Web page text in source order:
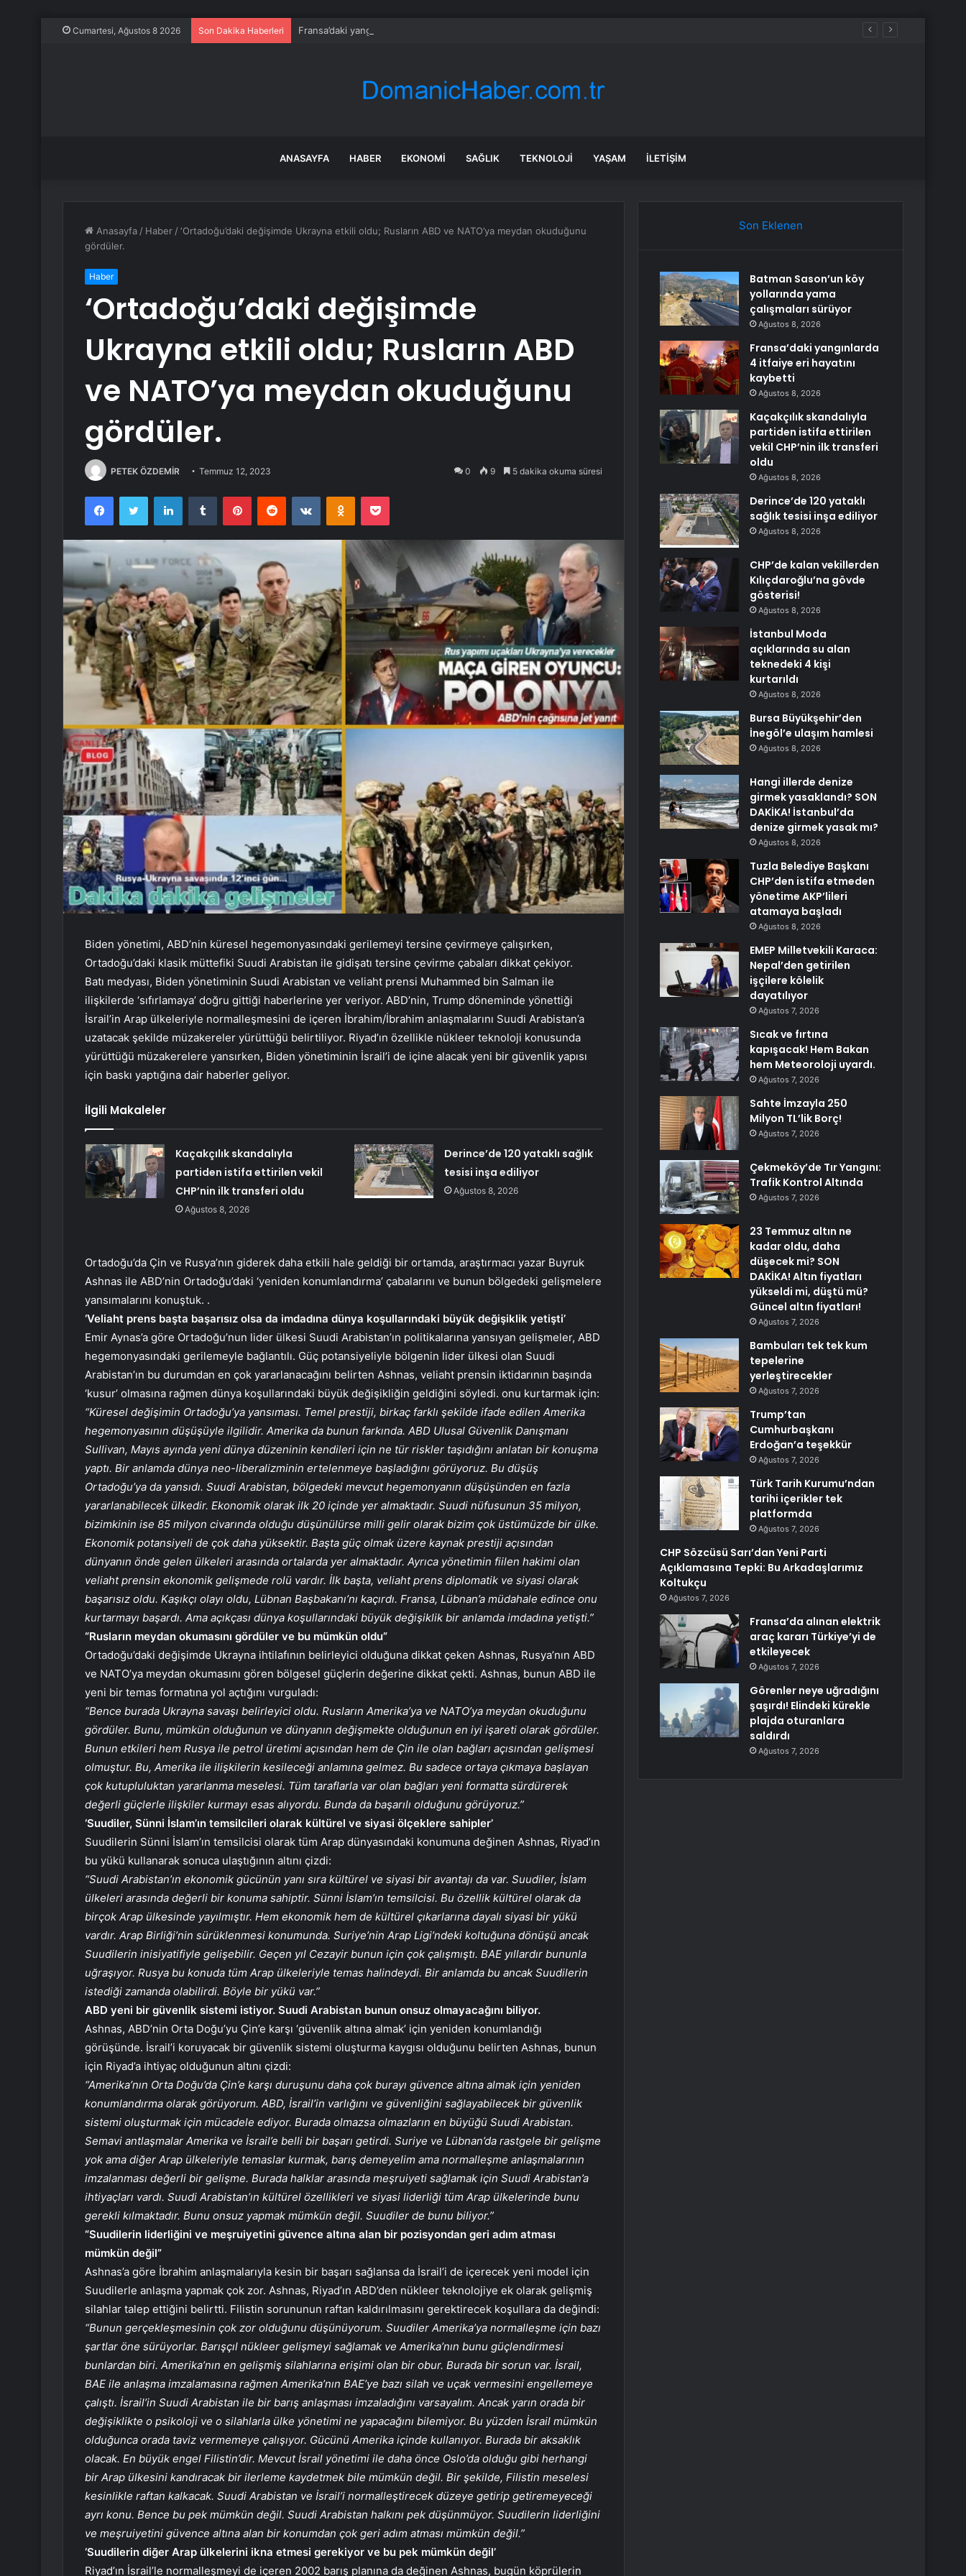
Cumartesi, Ağustos 8 2026 Son Dakika Haberleri Fransa’daki yangınlarda 4 itfaiye eri hayatını kaybetti
ANASAYFA HABER EKONOMI SAĞLIK TEKNOLOJI YAŞAM İLETIŞIM
Anasayfa / Haber /‘Ortadoğu’daki değişimde Ukrayna etkili oldu; Rusların ABD ve NATO’ya meydan okuduğunu
gördüler.
Haber
‘Ortadoğu’daki değişimde
Ukrayna etkili oldu; Rusların ABD
ve NATO’ya meydan okuduğunu
gördüler.
PETEK ÖZDEMİR Temmuz 12, 2023 0 9 5 dakika okuma süresi
FacebookTwitter LinkedInTumblr PinterestReddit VKontakteOdnoklassniki
Pocket
Biden yönetimi, ABD’nin küresel hegemonyasındaki gerilemeyi tersine çevirmeye çalışırken,
Ortadoğu’daki klasik müttefiki Suudi Arabistan ile gidişatı tersine çevirme çabaları dikkat çekiyor.
Batı medyası, Biden yönetiminin Suudi Arabistan ve veliaht prensi Muhammed bin Salman ile
ilişkilerde ‘sıfırlamaya’ doğru gittiği haberlerine yer veriyor. ABD’nin, Trump döneminde yönettiği
İsrail’in Arap ülkeleriyle normalleşmesini de içeren İbrahim/İbrahim anlaşmalarını Suudi Arabistan’a
uzatacak şekilde müzakereler yürüttüğü belirtiliyor. Riyad’ın özellikle nükleer teknoloji konusunda
yürüttüğü müzakerelere yansırken, Biden yönetiminin İsrail’i de içine alacak yeni bir güvenlik yapısı
için baskı yaptığına dair haberler geliyor.
İlgili Makaleler
Kaçakçılık skandalıyla
partiden istifa ettirilen vekil
CHP’nin ilk transferi oldu
Ağustos 8, 2026
Derince’de 120 yataklı sağlık
tesisi inşa ediliyor
Ağustos 8, 2026
Ortadoğu’da Çin ve Rusya’nın giderek daha etkili hale geldiği bir ortamda, araştırmacı yazar Buyruk
Ashnas ile ABD’nin Ortadoğu’daki ‘yeniden konumlandırma’ çabalarını ve bunun bölgedeki gelişmelere
yansımalarını konuştuk. .
‘Veliaht prens başta başarısız olsa da imdadına dünya koşullarındaki büyük değişiklik yetişti’
Emir Aynas’a göre Ortadoğu’nun lider ülkesi Suudi Arabistan’ın politikalarına yansıyan gelişmeler, ABD
hegemonyasındaki gerilemeyle bağlantılı. Güç potansiyeliyle bölgenin lider ülkesi olan Suudi
Arabistan’ın bu durumdan en çok yararlanacağını belirten Ashnas, veliaht prensin iktidarının başında
‘kusur’ olmasına rağmen dünya koşullarındaki büyük değişikliğin geldiğini söyledi. onu kurtarmak için:
“Küresel değişimin Ortadoğu’ya yansıması. Temel prestiji, birkaç farklı şekilde ifade edilen Amerika
hegemonyasının düşüşüyle ​​ilgilidir. Amerika da bunun farkında. ABD Ulusal Güvenlik Danışmanı
Sullivan, Mayıs ayında yeni dünya düzeninin kendileri için ne tür riskler taşıdığını anlatan bir konuşma
yaptı. Bir anlamda dünya neo-liberalizminin ertelenmeye başladığını görüyoruz. Bu düşüş
Ortadoğu’ya da yansıdı. Suudi Arabistan, bölgedeki mevcut hegemonyanın düşüşünden en fazla
yararlanabilecek ülkedir. Ekonomik olarak ilk 20 içinde yer almaktadır. Suudi nüfusunun 35 milyon,
bizimkinin ise 85 milyon civarında olduğu düşünülürse milli gelir olarak bizim çok üstümüzde bir ülke.
Ekonomik potansiyeli de çok daha yüksektir. Başta güç olmak üzere kaynak prestiji açısından
dünyanın önde gelen ülkeleri arasında ortalarda yer almaktadır. Ayrıca yönetimin fiilen hakimi olan
veliaht prensin ekonomik gelişmede rolü vardır. İlk başta, veliaht prens diplomatik ve siyasi olarak
başarısız oldu. Kaşıkçı olayı oldu, Lübnan Başbakanı’nı kaçırdı. Fransa, Lübnan’a müdahale edince onu
kurtarmayı başardı. Ama açıkçası dünya koşullarındaki büyük değişiklik bir anlamda imdadına yetişti.”
“Rusların meydan okumasını gördüler ve bu mümkün oldu”
Ortadoğu’daki değişimde Ukrayna ihtilafının belirleyici olduğuna dikkat çeken Ashnas, Rusya’nın ABD
ve NATO’ya meydan okumasını gören bölgesel güçlerin değerine dikkat çekti. Ashnas, bunun ABD ile
yeni bir temas formatına yol açtığını vurguladı:
“Bence burada Ukrayna savaşı belirleyici oldu. Rusların Amerika’ya ve NATO’ya meydan okuduğunu
gördüler. Bunu, mümkün olduğunun ve dünyanın değişmekte olduğunun en iyi işareti olarak gördüler.
Bunun etkileri hem Rusya ile petrol üretimi açısından hem de Çin ile olan bağları açısından gelişmesi
olmuştur. Bu, Amerika ile ilişkilerin kesileceği anlamına gelmez. Bu sadece ortaya çıkmaya başlayan
çok kutupluluktan yararlanma meselesi. Tüm taraflarla var olan bağları yeni formatta sürdürerek
değerli güçlerle ilişkiler kurmayı esas alıyordu. Bunda da başarılı olduğunu görüyoruz.”
‘Suudiler, Sünni İslam’ın temsilcileri olarak kültürel ve siyasi ölçeklere sahipler’
Suudilerin Sünni İslam’ın temsilcisi olarak tüm Arap dünyasındaki konumuna değinen Ashnas, Riyad’ın
bu yükü kullanarak sonuca ulaştığının altını çizdi:
“Suudi Arabistan’ın ekonomik gücünün yanı sıra kültürel ve siyasi bir avantajı da var. Suudiler, İslam
ülkeleri arasında değerli bir konuma sahiptir. Sünni İslam’ın temsilcisi. Bu özellik kültürel olarak da
birçok Arap ülkesinde yayılmıştır. Hem ekonomik hem de kültürel çıkarlarına dayalı siyasi bir yükü
vardır. Arap Birliği’nin sürüklenmesi konumunda. Suriye’nin Arap Ligi’ndeki koltuğuna dönüşü ancak
Suudilerin inisiyatifiyle gelişebilir. Geçen yıl Cezayir bunun için çok çalışmıştı. BAE yıllardır bununla
uğraşıyor. Rusya bu konuda tüm Arap ülkeleriyle temas halindeydi. Bir anlamda bu ancak Suudilerin
istediği zamanda olabilirdi. Böyle bir yükü var.”
ABD yeni bir güvenlik sistemi istiyor. Suudi Arabistan bunun onsuz olmayacağını biliyor.
Ashnas, ABD’nin Orta Doğu’yu Çin’e karşı ‘güvenlik altına almak’ için yeniden konumlandığı
görüşünde. İsrail’i koruyacak bir güvenlik sistemi oluşturma kaygısı olduğunu belirten Ashnas, bunun
için Riyad’a ihtiyaç olduğunun altını çizdi:
“Amerika’nın Orta Doğu’da Çin’e karşı duruşunu daha çok burayı güvence altına almak için yeniden
konumlandırma olarak görüyorum. ABD, İsrail’in varlığını ve güvenliğini sağlayabilecek bir güvenlik
sistemi oluşturmak için mücadele ediyor. Burada olmazsa olmazların en büyüğü Suudi Arabistan.
Semavi antlaşmalar Amerika ve İsrail’e belli bir başarı getirdi. Suriye ve Lübnan’da rastgele bir gelişme
yok ama diğer Arap ülkeleriyle temaslar kurmak, barış demeyelim ama normalleşme anlaşmalarının
imzalanması değerli bir gelişme. Burada halklar arasında meşruiyeti sağlamak için Suudi Arabistan’a
ihtiyaçları vardı. Suudi Arabistan’ın kültürel özellikleri ve siyasi liderliği tüm Arap ülkelerinde bunu
gerekli kılmaktadır. Bunu onsuz yapmak mümkün değil. Suudiler de bunu biliyor.”
“Suudilerin liderliğini ve meşruiyetini güvence altına alan bir pozisyondan geri adım atması
mümkün değil”
Ashnas’a göre İbrahim anlaşmalarıyla kesin bir başarı sağlansa da İsrail’i de içerecek yeni model için
Suudilerle anlaşma yapmak çok zor. Ashnas, Riyad’ın ABD’den nükleer teknolojiye ek olarak gelişmiş
silahlar talep ettiğini belirtti. Filistin sorununun raftan kaldırılmasını gerektirecek koşullara da değindi:
“Bunun gerçekleşmesinin çok zor olduğunu düşünüyorum. Suudiler Amerika’ya normalleşme için bazı
şartlar öne sürüyorlar. Barışçıl nükleer gelişmeyi sağlamak ve Amerika’nın bunu güçlendirmesi
bunlardan biri. Amerika’nın en gelişmiş silahlarına erişimi olan bir obur. Burada bir sorun var. İsrail,
BAE ile anlaşma imzalamasına rağmen Amerika’nın BAE’ye bazı silah ve uçak vermesini engellemeye
çalıştı. İsrail’in Suudi Arabistan ile bir barış anlaşması imzaladığını varsayalım. Ancak yarın orada bir
değişiklikte o psikoloji ve o silahlarla ülke yönetimi ne yapacağını bilemiyor. Bu yüzden İsrail mümkün
olduğunca orada taviz vermemeye çalışıyor. Gücünü Amerika içinde kullanıyor. Burada bir aksaklık
olacak. En büyük engel Filistin’dir. Mevcut İsrail yönetimi ile daha önce Oslo’da olduğu gibi herhangi
bir Arap ülkesini kandıracak bir ilerleme kaydetmek bile mümkün değil. Bir şekilde, Filistin meselesi
kesinlikle raftan kalkacak. Suudi Arabistan ve İsrail’i normalleştirecek düzeye getirip getiremeyeceği
ayrı konu. Bence bu pek mümkün değil. Suudi Arabistan halkını pek düşünmüyor. Suudilerin liderliğini
ve meşruiyetini güvence altına alan bir konumdan çok geri adım atması mümkün değil.”
‘Suudilerin diğer Arap ülkelerini ikna etmesi gerekiyor ve bu pek mümkün değil’
Riyad’ın İsrail’le normalleşmeyi de içeren 2002 barış planına da değinen Ashnas, bugün köprülerin
Son Eklenen
Batman Sason’un köy
yollarında yama
çalışmaları sürüyor
Ağustos 8, 2026
Fransa’daki yangınlarda
4 itfaiye eri hayatını
kaybetti
Ağustos 8, 2026
Kaçakçılık skandalıyla
partiden istifa ettirilen
vekil CHP’nin ilk transferi
oldu
Ağustos 8, 2026
Derince’de 120 yataklı
sağlık tesisi inşa ediliyor
Ağustos 8, 2026
CHP’de kalan vekillerden
Kılıçdaroğlu’na gövde
gösterisi!
Ağustos 8, 2026
İstanbul Moda
açıklarında su alan
teknedeki 4 kişi
kurtarıldı
Ağustos 8, 2026
Bursa Büyükşehir’den
İnegöl’e ulaşım hamlesi
Ağustos 8, 2026
Hangi illerde denize
girmek yasaklandı? SON
DAKİKA! İstanbul’da
denize girmek yasak mı?
Ağustos 8, 2026
Tuzla Belediye Başkanı
CHP’den istifa etmeden
yönetime AKP’lileri
atamaya başladı
Ağustos 8, 2026
EMEP Milletvekili Karaca:
Nepal’den getirilen
işçilere kölelik
dayatılıyor
Ağustos 7, 2026
Sıcak ve fırtına
kapışacak! Hem Bakan
hem Meteoroloji uyardı.
Ağustos 7, 2026
Sahte İmzayla 250
Milyon TL’lik Borç!
Ağustos 7, 2026
Çekmeköy’de Tır Yangını:
Trafik Kontrol Altında
Ağustos 7, 2026
23 Temmuz altın ne
kadar oldu, daha
düşecek mi? SON
DAKİKA! Altın fiyatları
yükseldi mi, düştü mü?
Güncel altın fiyatları!
Ağustos 7, 2026
Bambuları tek tek kum
tepelerine
yerleştirecekler
Ağustos 7, 2026
Trump’tan
Cumhurbaşkanı
Erdoğan’a teşekkür
Ağustos 7, 2026
Türk Tarih Kurumu’ndan
tarihi içerikler tek
platformda
Ağustos 7, 2026
CHP Sözcüsü Sarı’dan Yeni Parti
Açıklamasına Tepki: Bu Arkadaşlarımız
Koltukçu
Ağustos 7, 2026
Fransa’da alınan elektrik
araç kararı Türkiye’yi de
etkileyecek
Ağustos 7, 2026
Görenler neye uğradığını
şaşırdı! Elindeki kürekle
plajda oturanlara
saldırdı
Ağustos 7, 2026